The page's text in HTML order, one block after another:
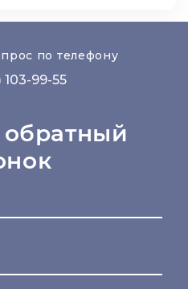
по телефону
103-99-55
обратный